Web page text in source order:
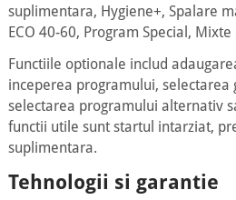
suplimentara, Hygiene+, Spalare
ECO 40-60, Program Special,
Functiile optionale includ
inceperea programului,
selectarea programului alternativ
functii utile sunt startul intarziat,
suplimentara.
Tehnologii si garantie